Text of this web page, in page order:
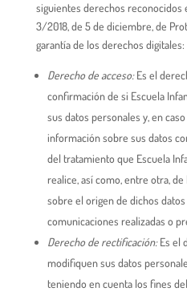
siguientes derechos reconocidos
3/2018, de 5 de diciembre, de
garantía de los derechos digitales:
Derecho de acceso:Es el
confirmación de si Escuela
sus datos personales y, en
información sobre sus datos
del tratamiento que Escuela
realice, así como, entre otra,
sobre el origen de dichos
comunicaciones realizadas o
Derecho de rectificación:Es el
modifiquen sus datos
teniendo en cuenta los fines